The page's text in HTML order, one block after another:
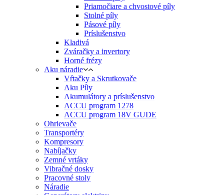
Priamočiare a chvostové píly
Stolné píly
Pásové píly
Príslušenstvo
Kladivá
Zváračky a invertory
Horné frézy
Aku náradie
Vŕtačky a Skrutkovače
Aku Píly
Akumulátory a príslušenstvo
ACCU program 1278
ACCU program 18V GUDE
Ohrievače
Transportéry
Kompresory
Nabíjačky
Zemné vrtáky
Vibračné dosky
Pracovné stoly
Náradie